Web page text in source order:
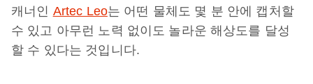
캐너인 Artec Leo는 어떤 물체도 몇 분 안에 캡처할
수 있고 아무런 노력 없이도 놀라운 해상도를 달성
할 수 있다는 것입니다.